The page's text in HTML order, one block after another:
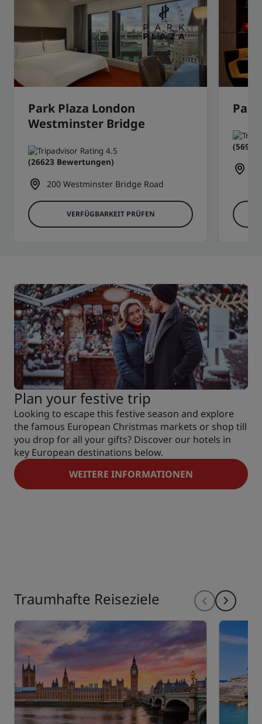
Park Plaza London
Westminster Bridge
(26623 Bewertungen)
200 Westminster Bridge Road
VERFÜGBARKEIT PRÜFEN
(5691
Plan your festive trip
Looking to escape this festive season and explore
the famous European Christmas markets or shop till
you drop for all your gifts? Discover our hotels in
key European destinations below.
WEITERE INFORMATIONEN
Traumhafte Reiseziele